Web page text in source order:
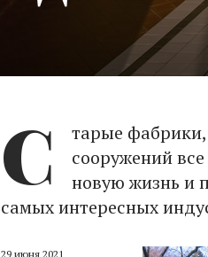
С
тарые
сооружений
новую жизнь и
самых интересных
29 июня 2021